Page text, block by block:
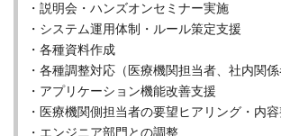
・説明会・ハンズオンセミナー実施
・システム運用体制・ルール策定支援
・各種資料作成
・各種調整対応（医療機関担当者、社内関係
・アプリケーション機能改善支援
・医療機関側担当者の要望ヒアリング・内
・エンジニア部門との調整